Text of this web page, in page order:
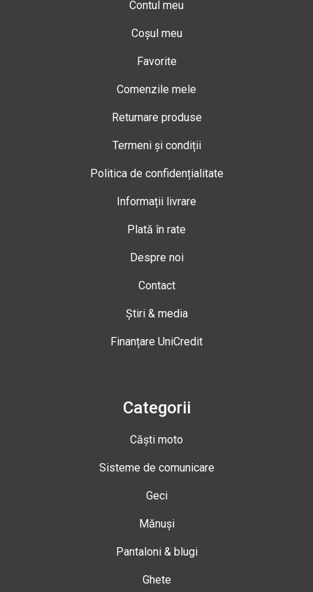
Contul meu
Coșul meu
Favorite
Comenzile mele
Returnare produse
Termeni și condiții
Politica de confidențialitate
Informații livrare
Plată în rate
Despre noi
Contact
Știri & media
Finanțare UniCredit
Categorii
Căști moto
Sisteme de comunicare
Geci
Mănuși
Pantaloni & blugi
Ghete